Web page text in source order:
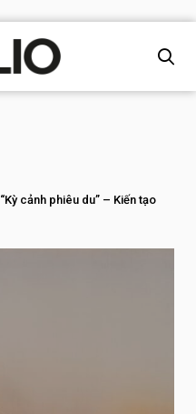
“Kỳ cảnh phiêu du” – Kiến tạo